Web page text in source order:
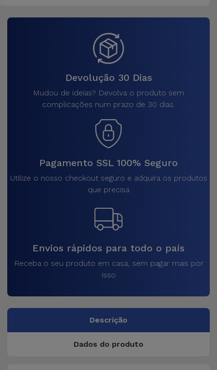
Devolução 30 Dias
Mudou de ideias? Devolva o produto sem
complicações num prazo de 30 dias.
Pagamento SSL 100% Seguro
Utilize o nosso checkout seguro e adquira os produtos
que precisa
Envios rápidos para todo o país
Receba o seu produto em casa, sem pagar mais por
isso
Descrição
Dados do produto